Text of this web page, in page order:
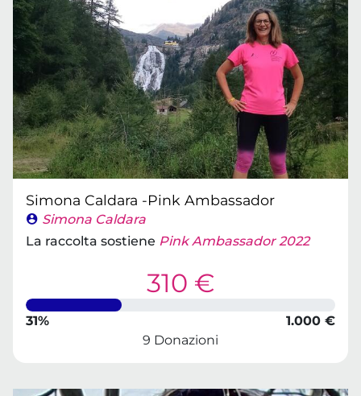
Simona Caldara -Pink Ambassador
Simona Caldara
La raccolta sostiene Pink Ambassador 2022
310 €
31%
1.000 €
9 Donazioni